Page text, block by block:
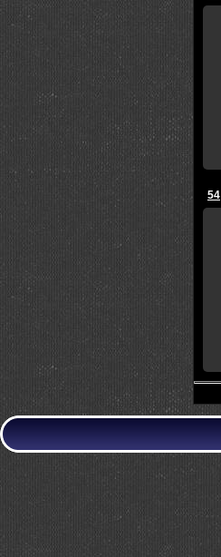
54